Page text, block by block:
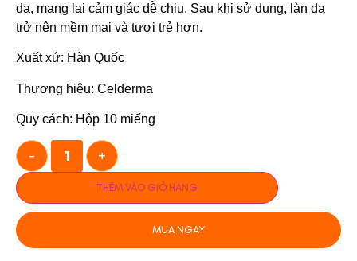
da, mang lại cảm giác dễ chịu. Sau khi sử dụng, làn da
trở nên mềm mại và tươi trẻ hơn.
Xuất xứ: Hàn Quốc
Thương hiêu: Celderma
Quy cách: Hộp 10 miếng
- +
THÊM VÀO GIỎ HÀNG
MUA NGAY